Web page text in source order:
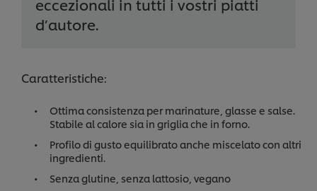
eccezionali in tutti i vostri piatti
d’autore.
Caratteristiche:
Ottima consistenza per marinature, glasse e salse.
Stabile al calore sia in griglia che in forno.
Profilo di gusto equilibrato anche miscelato con altri
ingredienti.
Senza glutine, senza lattosio, vegano